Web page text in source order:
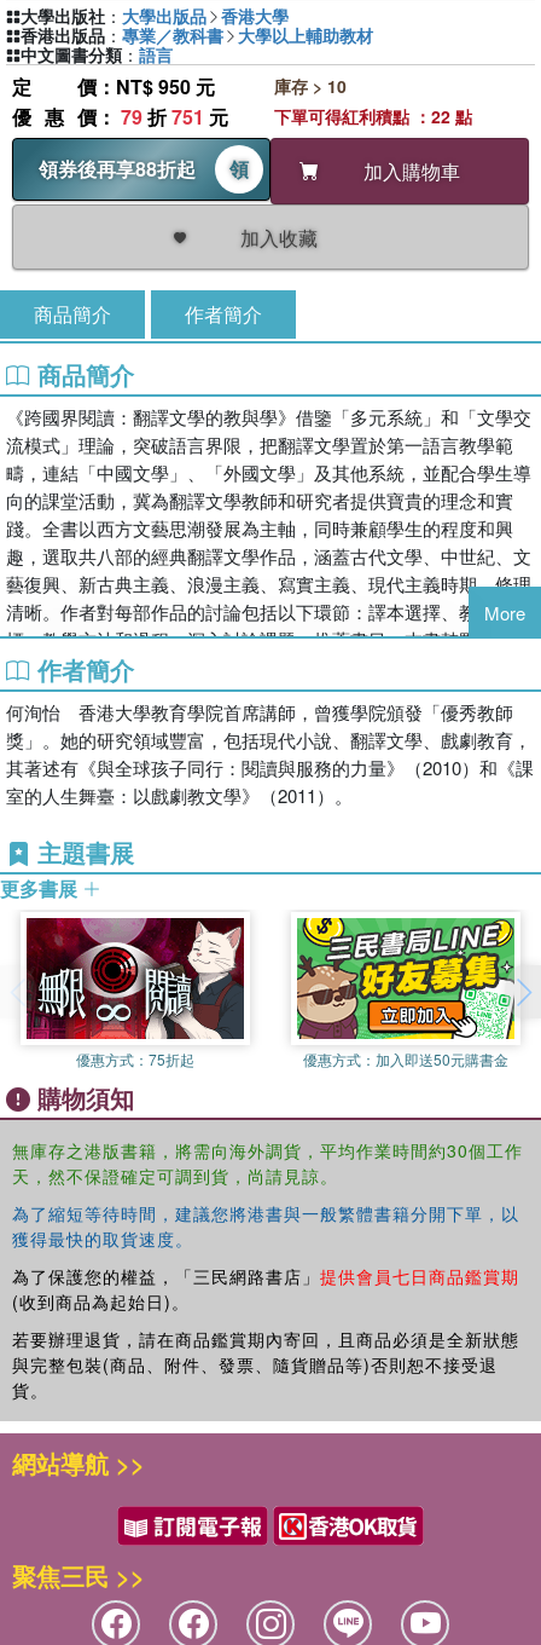
定價 ：NT$ 950 元
優惠價 ： 79折751 元
領券後再享88折起
領 加入購物車
加入收藏
庫存 > 10
下單可得紅利積點 ：22 點
大學出版社 ： 大學出版品 香港大學
香港出版品 ： 專業／教科書
大學以上輔助教材
中文圖書分類 ： 語言
商品簡介 作者簡介
商品簡介
《跨國界閱讀：翻譯文學的教與學》借鑒「多元系統」和「文學交
流模式」理論，突破語言界限，把翻譯文學置於第一語言教學範
疇，連結「中國文學」、「外國文學」及其他系統，並配合學生導
向的課堂活動，冀為翻譯文學教師和研究者提供寶貴的理念和實
踐。全書以西方文藝思潮發展為主軸，同時兼顧學生的程度和興
趣，選取共八部的經典翻譯文學作品，涵蓋古代文學、中世紀、文
藝復興、新古典主義、浪漫主義、寫實主義、現代主義時期，條理
清晰。作者對每部作品的討論包括以下環節：譯本選擇、教學目
標、教學方法和過程、深入討論課題、推薦書目。本書鼓勵老師把
教學與評核融為一體，在過程中運用戲劇、辯論、朗讀、繪畫、音
樂、文學日誌等方法，讓學生表達所思所感；老師亦不斷給予適切
回饋。學生在享受翻譯文學閱讀之餘，能藉多樣感官和途徑深刻領
受作品，擴闊視野，從而更多認識自己、世界、人生。
More
作者簡介
何洵怡 香港大學教育學院首席講師，曾獲學院頒發「優秀教師
獎」。她的研究領域豐富，包括現代小說、翻譯文學、戲劇教育，
其著述有《與全球孩子同行：閱讀與服務的力量》（2010）和《課
室的人生舞臺：以戲劇教文學》（2011）。
主題書展
更多書展
優惠方式： 75折起 優惠方式： 加入即送50元購書金
購物須知
無庫存之港版書籍，將需向海外調貨，平均作業時間約30個工作
天，然不保證確定可調到貨，尚請見諒。
為了縮短等待時間，建議您將港書與一般繁體書籍分開下單，以
獲得最快的取貨速度。
為了保護您的權益，「三民網路書店」 提供會員七日商品鑑賞期
(收到商品為起始日)。
若要辦理退貨，請在商品鑑賞期內寄回，且商品必須是全新狀態
與完整包裝(商品、附件、發票、隨貨贈品等)否則恕不接受退
貨。
網站導航 >>
聚焦三民 >>